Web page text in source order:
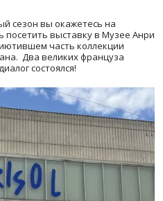
сезон вы окажетесь на
посетить выставку в Музее Анри
часть коллекции
Два великих француза
состоялся!